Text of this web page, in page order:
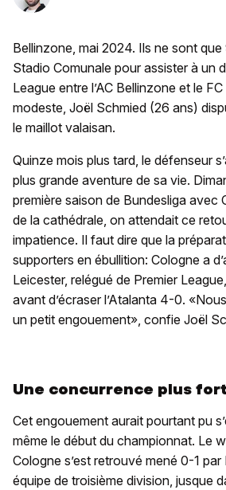
Bellinzone, mai 2024. Ils ne sont
Stadio Comunale pour assister à un
League entre l’AC Bellinzone et le
modeste, Joël Schmied (26 ans)
le maillot valaisan.
Quinze mois plus tard, le défenseur
plus grande aventure de sa vie.
première saison de Bundesliga avec
de la cathédrale, on attendait ce
impatience. Il faut dire que la
supporters en ébullition: Cologne a
Leicester, relégué de Premier
avant d’écraser l’Atalanta 4-0.
un petit engouement», confie Joël
Une concurrence plus
Cet engouement aurait pourtant pu
même le début du championnat. Le
Cologne s’est retrouvé mené 0-1 par
équipe de troisième division, jusque